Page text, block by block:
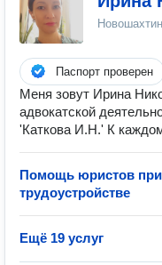
Паспорт проверен
Меня зовут Ирина
адвокатской
'Каткова И.Н.' К
Помощь юристов при
трудоустройстве
Ещё 19 услуг